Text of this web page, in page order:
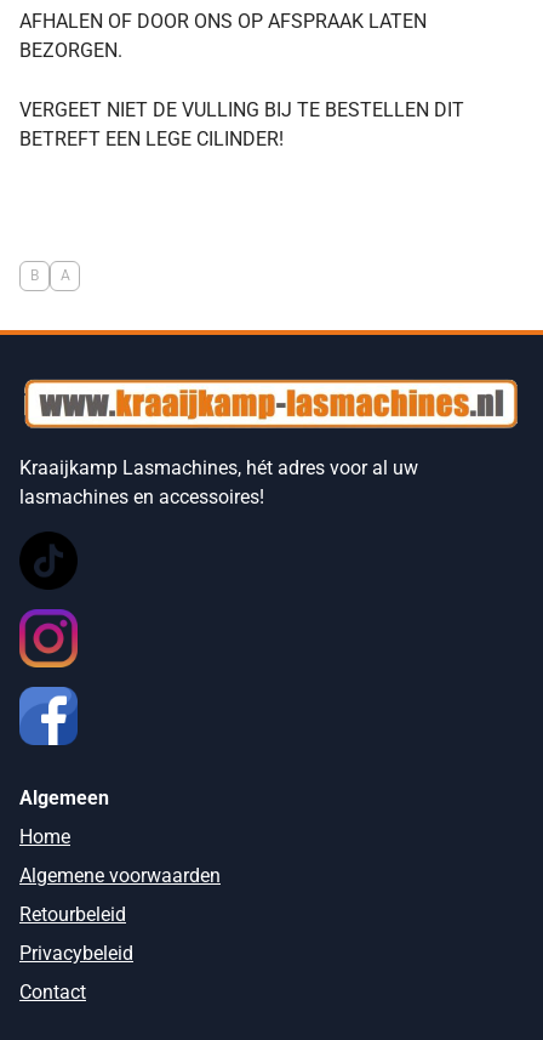
AFHALEN OF DOOR ONS OP AFSPRAAK LATEN
BEZORGEN.
VERGEET NIET DE VULLING BIJ TE BESTELLEN DIT
BETREFT EEN LEGE CILINDER!
B A
Kraaijkamp Lasmachines, hét adres voor al uw
lasmachines en accessoires!
Algemeen
Home
Algemene voorwaarden
Retourbeleid
Privacybeleid
Contact